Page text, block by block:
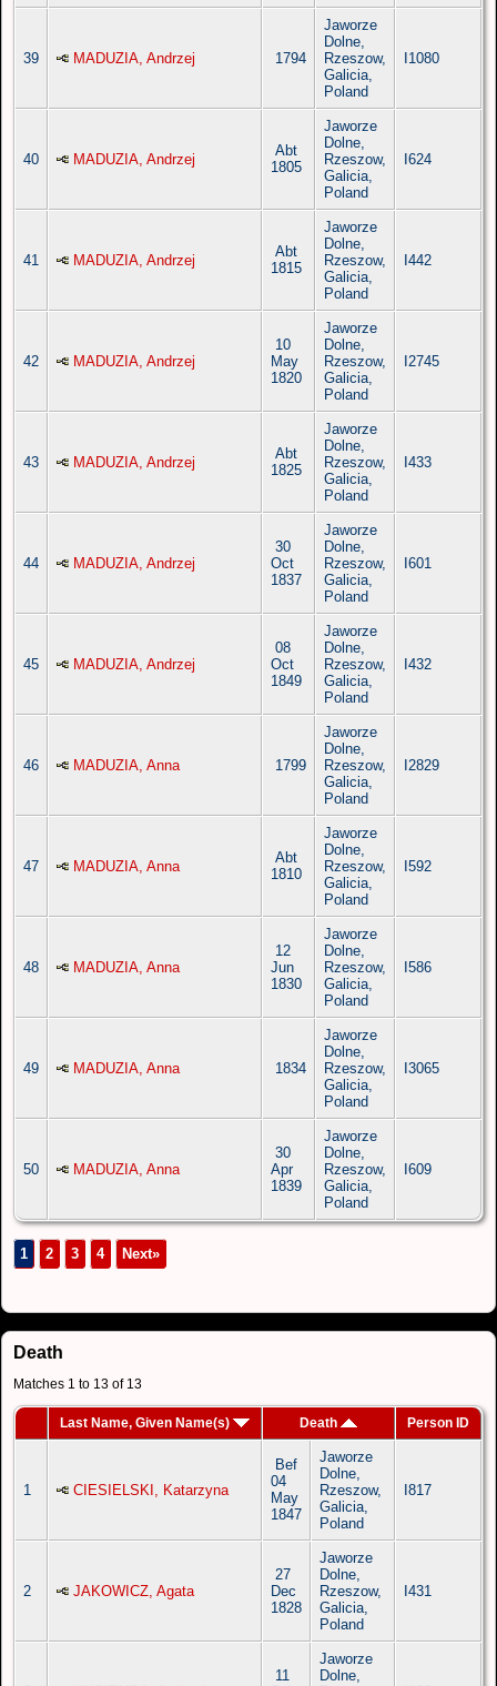
39 MADUZIA, Andrzej 1794
Jaworze
Dolne,
Rzeszow,
Galicia,
Poland
I1080
40 MADUZIA, Andrzej
Abt
1805
Jaworze
Dolne,
Rzeszow,
Galicia,
Poland
I624
41 MADUZIA, Andrzej
Abt
1815
Jaworze
Dolne,
Rzeszow,
Galicia,
Poland
I442
42 MADUZIA, Andrzej
10
May
1820
Jaworze
Dolne,
Rzeszow,
Galicia,
Poland
I2745
43 MADUZIA, Andrzej
Abt
1825
Jaworze
Dolne,
Rzeszow,
Galicia,
Poland
I433
44 MADUZIA, Andrzej
30
Oct
1837
Jaworze
Dolne,
Rzeszow,
Galicia,
Poland
I601
45 MADUZIA, Andrzej
08
Oct
1849
Jaworze
Dolne,
Rzeszow,
Galicia,
Poland
I432
46 MADUZIA, Anna 1799
Jaworze
Dolne,
Rzeszow,
Galicia,
Poland
I2829
47 MADUZIA, Anna
Abt
1810
Jaworze
Dolne,
Rzeszow,
Galicia,
Poland
I592
48 MADUZIA, Anna
12
Jun
1830
Jaworze
Dolne,
Rzeszow,
Galicia,
Poland
I586
49 MADUZIA, Anna 1834
Jaworze
Dolne,
Rzeszow,
Galicia,
Poland
I3065
50 MADUZIA, Anna
30
Apr
1839
Jaworze
Dolne,
Rzeszow,
Galicia,
Poland
I609
1 2 3 4 Next»
Death
Matches 1 to 13 of 13
Last Name, Given Name(s) Death Person ID
1 CIESIELSKI, Katarzyna
Bef
04
May
1847
Jaworze
Dolne,
Rzeszow,
Galicia,
Poland
I817
2 JAKOWICZ, Agata
27
Dec
1828
Jaworze
Dolne,
Rzeszow,
Galicia,
Poland
I431
11
Jaworze
Dolne,